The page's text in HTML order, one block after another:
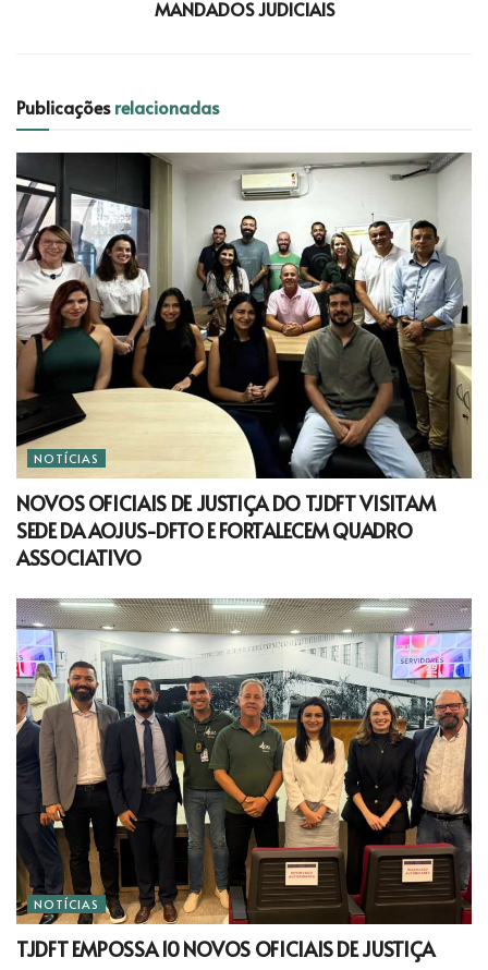
MANDADOS JUDICIAIS
Publicaçõesrelacionadas
NOTÍCIAS
NOVOS OFICIAIS DE JUSTIÇA DO TJDFT VISITAM
SEDE DA AOJUS-DFTO E FORTALECEM QUADRO
ASSOCIATIVO
NOTÍCIAS
TJDFT EMPOSSA 10 NOVOS OFICIAIS DE JUSTIÇA